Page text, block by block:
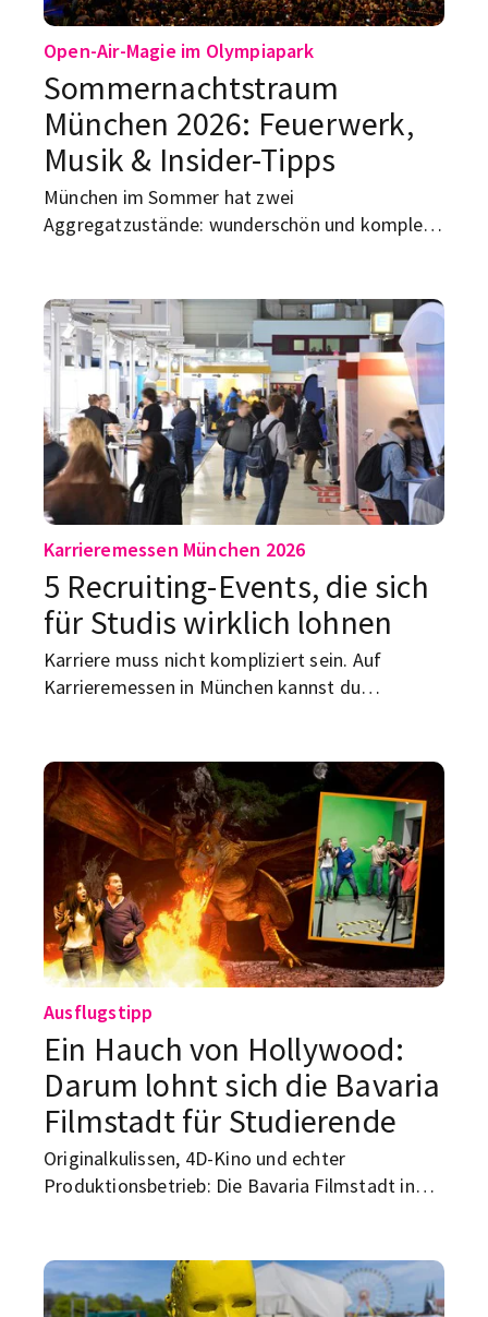
Open-Air-Magie im Olympiapark
Sommernachtstraum
München 2026: Feuerwerk,
Musik & Insider-Tipps
München im Sommer hat zwei
Aggregatzustände: wunderschön und komplett
davon ist der Sommernachtstraum München
2026. Am 18. Juli 2026 verwandelt sich der
Olympiapark in eine große Open-Air-Bühne mit
Live-Musik, Foodtrucks und einer Pyroshow
über dem Olympiasee.
Karrieremessen München 2026
5 Recruiting-Events, die sich
für Studis wirklich lohnen
Karriere muss nicht kompliziert sein. Auf
Karrieremessen in München kannst du
etwas Vorbereitung sogar mit echten Chancen
nach Hause gehen. Damit du nicht planlos durch
Messehallen läufst, kommt hier die Auswahl der
fünf relevantesten Karrieremessen 2026: wann
sie sind, für wen sie sich lohnen und wie du das
Maximum rausholst.
Ausflugstipp
Ein Hauch von Hollywood:
Darum lohnt sich die Bavaria
Filmstadt für Studierende
Originalkulissen, 4D-Kino und echter
Produktionsbetrieb: Die Bavaria Filmstadt in
Sightseeing.